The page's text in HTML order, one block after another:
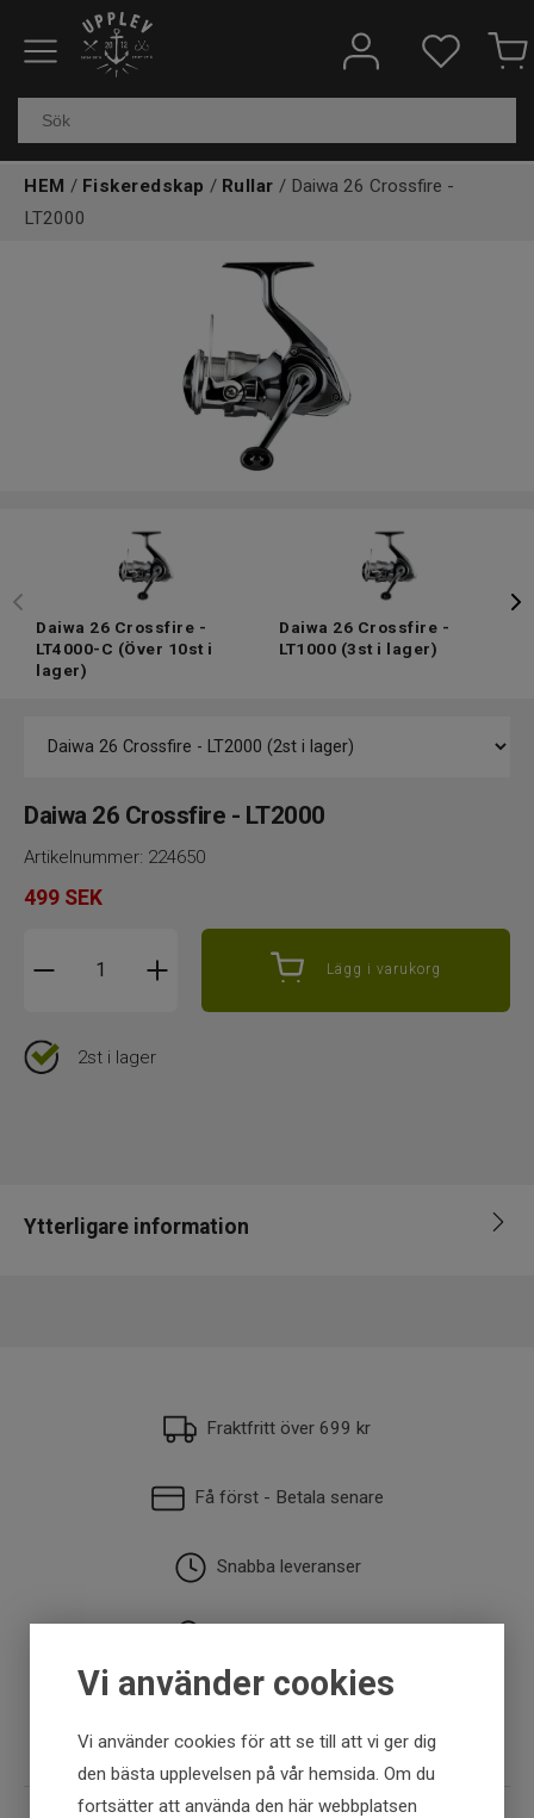
Vi använder cookies
Vi använder cookies för att se till att vi ger dig
den bästa upplevelsen på vår hemsida. Om du
fortsätter att använda den här webbplatsen
Fiskeredskap
Kläder & skor
HEM / Fiskeredskap / Rullar / Daiwa 26 Crossfire -
LT2000
Daiwa 26 Crossfire -
LT4000-C (Över 10st i
lager)
Daiwa 26 Crossfire -
LT1000 (3st i lager)
Daiwa 26 Crossfire - LT2000
Artikelnummer: 224650
499 SEK
Lägg i varukorg
2st i lager
Ytterligare information
Fraktfritt över 699 kr
Få först - Betala senare
Snabba leveranser